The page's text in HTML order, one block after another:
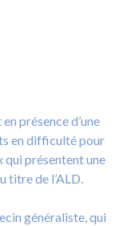
présence d’une
en difficulté pour
qui présentent une
titre de l’ALD.
généraliste, qui